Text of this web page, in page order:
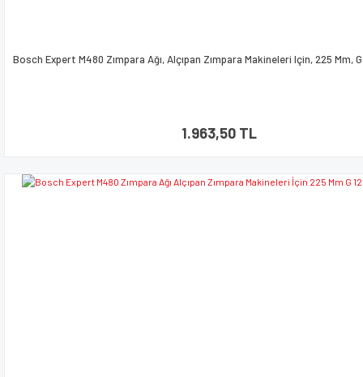
Bosch Expert M480 Zımpara Ağı, Alçıpan Zımpara Makineleri Için, 225 Mm,
1.963,50 TL